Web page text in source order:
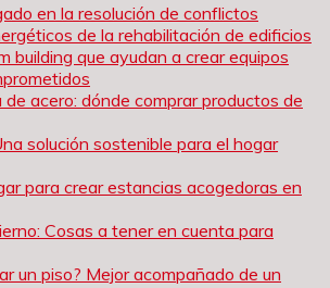
en la resolución de conflictos
de la rehabilitación de edificios
building que ayudan a crear equipos
acero: dónde comprar productos de
solución sostenible para el hogar
para crear estancias acogedoras en
Cosas a tener en cuenta para
un piso? Mejor acompañado de un